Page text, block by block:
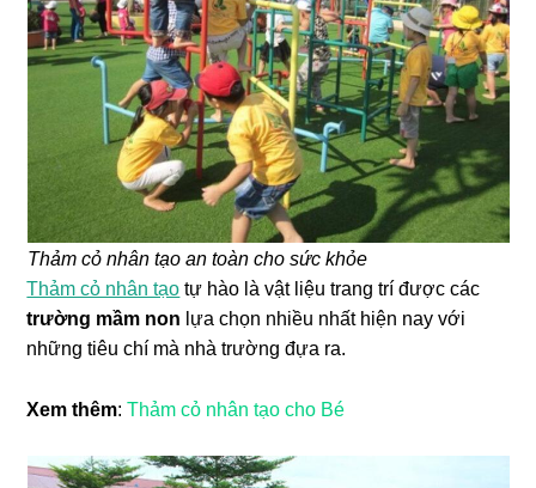
Thảm cỏ nhân tạo an toàn cho sức khỏe
Thảm cỏ nhân tạo tự hào là vật liệu trang trí được các
trường mầm non lựa chọn nhiều nhất hiện nay với
những tiêu chí mà nhà trường đựa ra.
Xem thêm:Thảm cỏ nhân tạo cho Bé